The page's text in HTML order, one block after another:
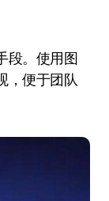
段。使用图
，便于团队